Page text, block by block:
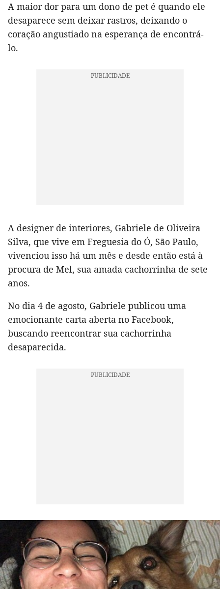
A maior dor para um dono de pet é quando ele
desaparece sem deixar rastros, deixando o
coração angustiado na esperança de encontrá-
lo.
A designer de interiores, Gabriele de Oliveira
Silva, que vive em Freguesia do Ó, São Paulo,
vivenciou isso há um mês e desde então está à
procura de Mel, sua amada cachorrinha de sete
anos.
No dia 4 de agosto, Gabriele publicou uma
emocionante carta aberta no Facebook,
buscando reencontrar sua cachorrinha
desaparecida.